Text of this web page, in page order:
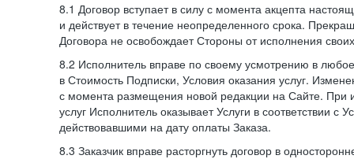
8.1 Договор вступает в силу с момента акцепта
и действует в течение неопределенного срока.
Договора не освобождает Стороны от исполнения
8.2 Исполнитель вправе по своему усмотрению в
в Стоимость Подписки, Условия оказания услуг.
с момента размещения новой редакции на Сайте. При
услуг Исполнитель оказывает Услуги в соответствии с
действовавшими на дату оплаты Заказа.
8.3 Заказчик вправе расторгнуть договор в